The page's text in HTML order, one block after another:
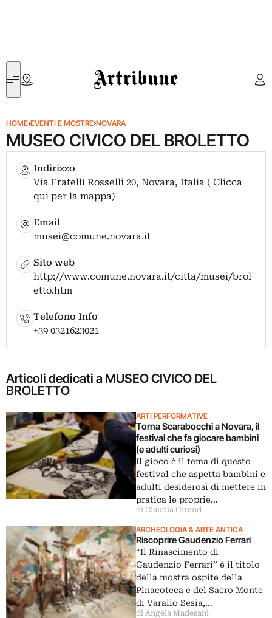
Artribune
HOME›EVENTI E MOSTRE›NOVARA
MUSEO CIVICO DEL BROLETTO
Indirizzo
Via Fratelli Rosselli 20, Novara, Italia ( Clicca
qui per la mappa)
Email
musei@comune.novara.it
Sito web
http://www.comune.novara.it/citta/musei/brol
etto.htm
Telefono Info
+39 0321623021
Articoli dedicati a MUSEO CIVICO DEL
BROLETTO
ARTI PERFORMATIVE
Torna Scarabocchi a Novara, il
festival che fa giocare bambini
(e adulti curiosi)
Il gioco è il tema di questo
festival che aspetta bambini e
adulti desiderosi di mettere in
pratica le proprie…
di Claudia Giraud
ARCHEOLOGIA & ARTE ANTICA
Riscoprire Gaudenzio Ferrari
“Il Rinascimento di
Gaudenzio Ferrari” è il titolo
della mostra ospite della
Pinacoteca e del Sacro Monte
di Varallo Sesia,…
di Angela Madesani